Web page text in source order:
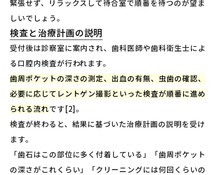
緊張せず、リラックスして待合室で順番を待つのが望ま
しいでしょう。
検査と治療計画の説明
受付後は診察室に案内され、歯科医師や歯科衛生士によ
る口腔内検査が行われます。
歯周ポケットの深さの測定、出血の有無、虫歯の確認、
必要に応じてレントゲン撮影といった検査が順番に進め
られる流れです[2]。
検査が終わると、結果に基づいた治療計画の説明を受け
ます。
「歯石はこの部位に多く付着している」「歯周ポケット
の深さがこれくらい」「クリーニングには何回くらいの